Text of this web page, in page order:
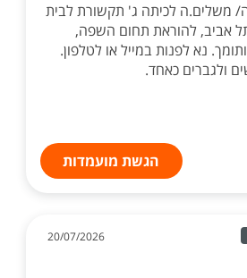
משלים.ה לכיתה ג' תקשורת לבית
אביב, להוראת תחום השפה,
נא לפנות במייל או לטלפון.
ולגברים כאחד.
הגשת מועמדות
20/07/2026